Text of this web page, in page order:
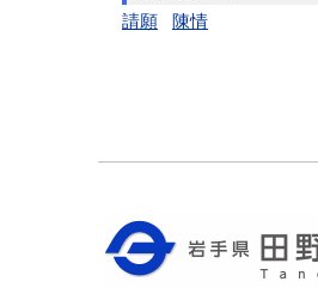
請願 陳情